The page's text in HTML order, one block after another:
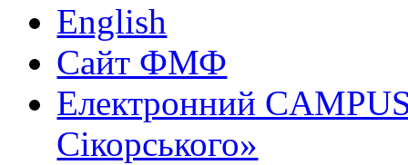
English
Сайт ФМФ
Електронний
Сікорського»